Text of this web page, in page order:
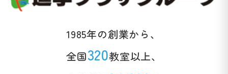
1985年の創業から、
全国320教室以上、